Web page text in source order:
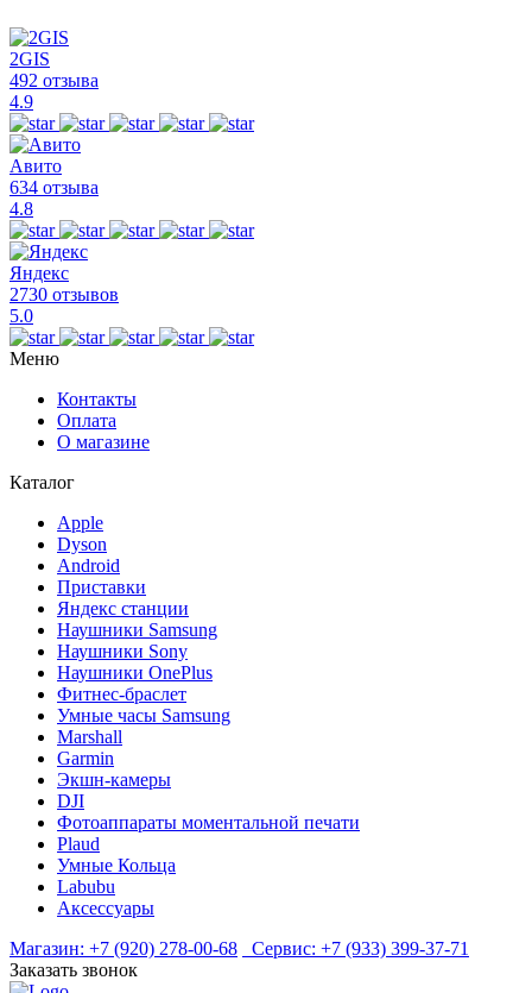
2GIS
492 отзыва
4.9
Авито
634 отзыва
4.8
Яндекс
2730 отзывов
5.0
Меню
Контакты
Оплата
О магазине
Каталог
Apple
Dyson
Android
Приставки
Яндекс станции
Наушники Samsung
Наушники Sony
Наушники OnePlus
Фитнес-браслет
Умные часы Samsung
Marshall
Garmin
Экшн-камеры
DJI
Фотоаппараты моментальной печати
Plaud
Умные Кольца
Labubu
Аксессуары
Магазин: +7 (920) 278-00-68 Сервис: +7 (933) 399-37-71
Заказать звонок